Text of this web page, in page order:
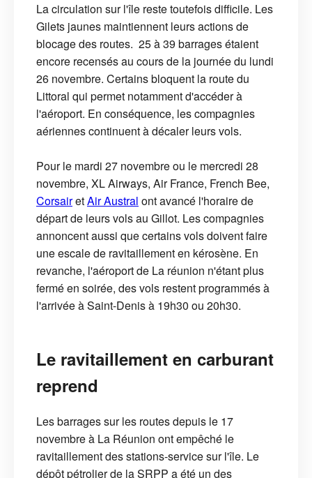
La circulation sur l'île reste toutefois difficile. Les
Gilets jaunes maintiennent leurs actions de
blocage des routes. 25 à 39 barrages étaient
encore recensés au cours de la journée du lundi
26 novembre. Certains bloquent la route du
Littoral qui permet notamment d'accéder à
l'aéroport. En conséquence, les compagnies
aériennes continuent à décaler leurs vols.
Pour le mardi 27 novembre ou le mercredi 28
novembre, XL Airways, Air France, French Bee,
CorsairetAir Austral ont avancé l'horaire de
départ de leurs vols au Gillot. Les compagnies
annoncent aussi que certains vols doivent faire
une escale de ravitaillement en kérosène. En
revanche, l'aéroport de La réunion n'étant plus
fermé en soirée, des vols restent programmés à
l'arrivée à Saint-Denis à 19h30 ou 20h30.
Le ravitaillement en carburant
reprend
Les barrages sur les routes depuis le 17
novembre à La Réunion ont empêché le
ravitaillement des stations-service sur l'île. Le
dépôt pétrolier de la SRPP a été un des